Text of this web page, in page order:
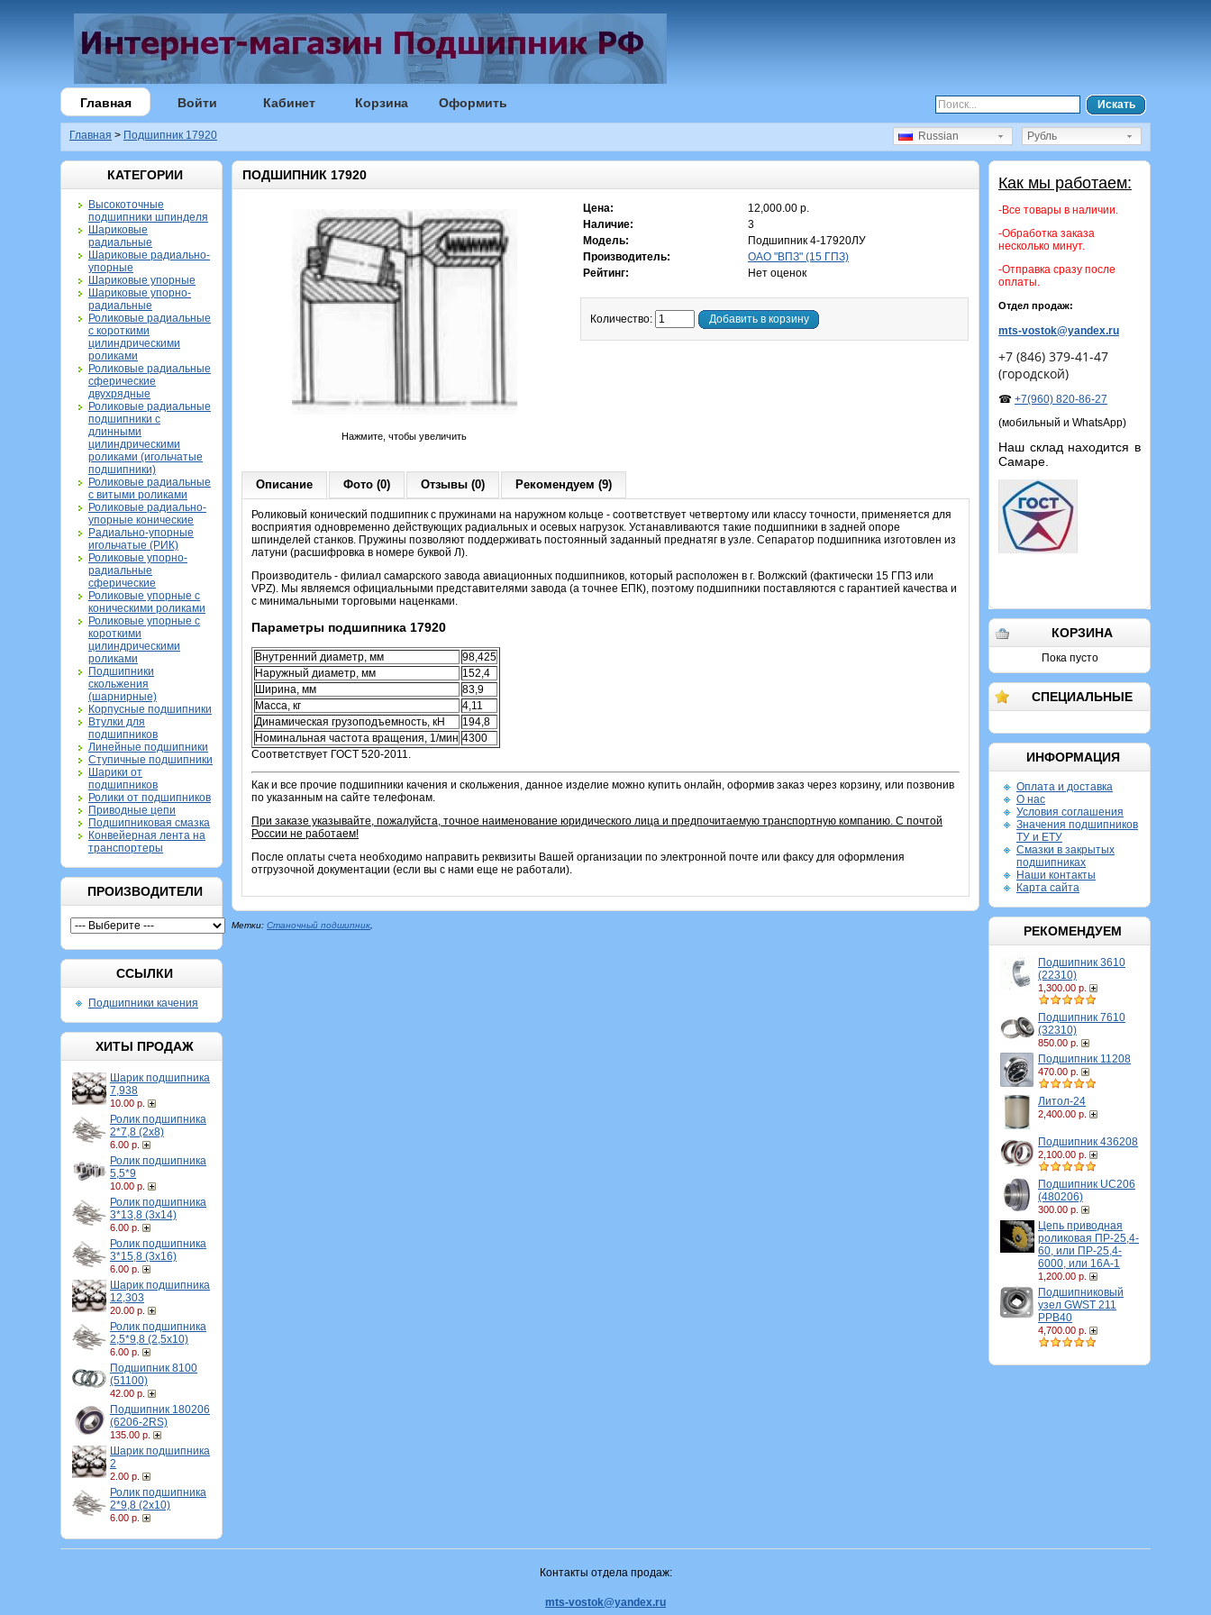
Главная Войти Кабинет Корзина Оформить Искать
Главная > Подшипник 17920 Рубль
Russian
КАТЕГОРИИ
Высокоточные
подшипники шпинделя
Шариковые
радиальные
Шариковые радиально-
упорные
Шариковые упорные
Шариковые упорно-
радиальные
Роликовые радиальные
с короткими
цилиндрическими
роликами
Роликовые радиальные
сферические
двухрядные
Роликовые радиальные
подшипники с
длинными
цилиндрическими
роликами (игольчатые
подшипники)
Роликовые радиальные
с витыми роликами
Роликовые радиально-
упорные конические
Радиально-упорные
игольчатые (РИК)
Роликовые упорно-
радиальные
сферические
Роликовые упорные с
коническими роликами
Роликовые упорные с
короткими
цилиндрическими
роликами
Подшипники
скольжения
(шарнирные)
Корпусные подшипники
Втулки для
подшипников
Линейные подшипники
Ступичные подшипники
Шарики от
подшипников
Ролики от подшипников
Приводные цепи
Подшипниковая смазка
Конвейерная лента на
транспортеры
ПРОИЗВОДИТЕЛИ
ССЫЛКИ
Подшипники качения
ХИТЫ ПРОДАЖ
Шарик подшипника
7,938
10.00 р.
Ролик подшипника
2*7,8 (2х8)
6.00 р.
Ролик подшипника
5,5*9
10.00 р.
Ролик подшипника
3*13,8 (3х14)
6.00 р.
Ролик подшипника
3*15,8 (3х16)
6.00 р.
Шарик подшипника
12,303
20.00 р.
Ролик подшипника
2,5*9,8 (2,5х10)
6.00 р.
Подшипник 8100
(51100)
42.00 р.
Подшипник 180206
(6206-2RS)
135.00 р.
Шарик подшипника
2
2.00 р.
Ролик подшипника
2*9,8 (2х10)
6.00 р.
Как мы работаем:
-Все товары в наличии.
-Обработка заказа
несколько минут.
-Отправка сразу после
оплаты.
Отдел продаж:
mts-vostok@yandex.ru
+7 (846) 379-41-47
(городской)
☎ +7(960) 820-86-27
(мобильный и WhatsApp)
Наш склад находится в
Самаре.
КОРЗИНА
Пока пусто
СПЕЦИАЛЬНЫЕ
ИНФОРМАЦИЯ
Оплата и доставка
О нас
Условия соглашения
Значения подшипников
ТУ и ЕТУ
Смазки в закрытых
подшипниках
Наши контакты
Карта сайта
РЕКОМЕНДУЕМ
Подшипник 3610
(22310)
1,300.00 р.
Подшипник 7610
(32310)
850.00 р.
Подшипник 11208
470.00 р.
Литол-24
2,400.00 р.
Подшипник 436208
2,100.00 р.
Подшипник UC206
(480206)
300.00 р.
Цепь приводная
роликовая ПР-25,4-
60, или ПР-25,4-
6000, или 16A-1
1,200.00 р.
Подшипниковый
узел GWST 211
PPB40
4,700.00 р.
ПОДШИПНИК 17920
Нажмите, чтобы увеличить
Цена:
12,000.00 р.
Наличие:
3
Модель:
Подшипник 4-17920ЛУ
Производитель:
ОАО "ВПЗ" (15 ГПЗ)
Рейтинг:
Нет оценок
Количество: Добавить в корзину
Описание Фото (0) Отзывы (0) Рекомендуем (9)
Роликовый конический подшипник с пружинами на наружном кольце - соответствует четвертому или классу точности, применяется для
восприятия одновременно действующих радиальных и осевых нагрузок. Устанавливаются такие подшипники в задней опоре
шпинделей станков. Пружины позволяют поддерживать постоянный заданный преднатяг в узле. Сепаратор подшипника изготовлен из
латуни (расшифровка в номере буквой Л).
Производитель - филиал самарского завода авиационных подшипников, который расположен в г. Волжский (фактически 15 ГПЗ или
VPZ). Мы являемся официальными представителями завода (а точнее ЕПК), поэтому подшипники поставляются с гарантией качества и
с минимальными торговыми наценками.
Параметры подшипника 17920
Внутренний диаметр, мм
98,425
Наружный диаметр, мм
152,4
Ширина, мм
83,9
Масса, кг
4,11
Динамическая грузоподъемность, кН
194,8
Номинальная частота вращения, 1/мин 4300
Соответствует ГОСТ 520-2011.
Как и все прочие подшипники качения и скольжения, данное изделие можно купить онлайн, оформив заказ через корзину, или позвонив
по указанным на сайте телефонам.
При заказе указывайте, пожалуйста, точное наименование юридического лица и предпочитаемую транспортную компанию. С почтой
России не работаем!
После оплаты счета необходимо направить реквизиты Вашей организации по электронной почте или факсу для оформления
отгрузочной документации (если вы с нами еще не работали).
Метки: Станочный подшипник
Контакты отдела продаж:
mts-vostok@yandex.ru